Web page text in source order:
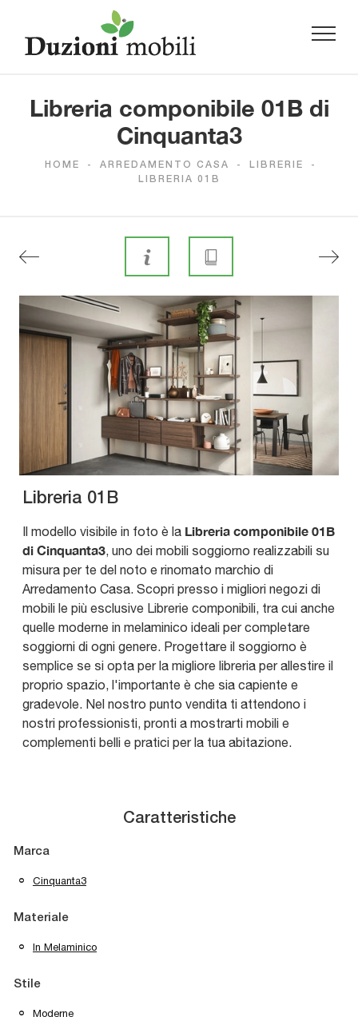
Libreria componibile 01B di
Cinquanta3
HOME - ARREDAMENTO CASA - LIBRERIE
-
LIBRERIA 01B
Libreria 01B
Il modello visibile in foto è la Libreria componibile 01B
di Cinquanta3, uno dei mobili soggiorno realizzabili su
misura per te del noto e rinomato marchio di
Arredamento Casa. Scopri presso i migliori negozi di
mobili le più esclusive Librerie componibili, tra cui anche
quelle moderne in melaminico ideali per completare
soggiorni di ogni genere. Progettare il soggiorno è
semplice se si opta per la migliore libreria per allestire il
proprio spazio, l'importante è che sia capiente e
gradevole. Nel nostro punto vendita ti attendono i
nostri professionisti, pronti a mostrarti mobili e
complementi belli e pratici per la tua abitazione.
Caratteristiche
Marca
Cinquanta3
Materiale
In Melaminico
Stile
Moderne